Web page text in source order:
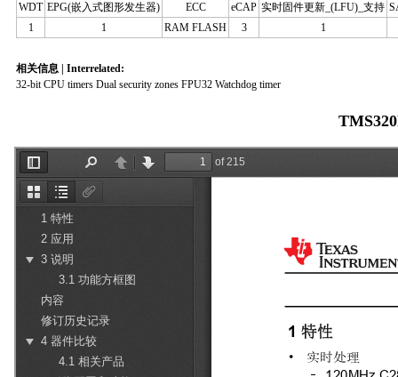
WDT EPG(嵌入式图形发生器) ECC eCAP 实时固件更新_(LFU)_支持
1
1 RAM FLASH 3 1
相关信息 | Interrelated:
32-bit CPU timers Dual security zones FPU32 Watchdog timer